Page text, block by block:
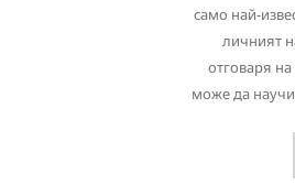
само най-
личният
отговаря
може да